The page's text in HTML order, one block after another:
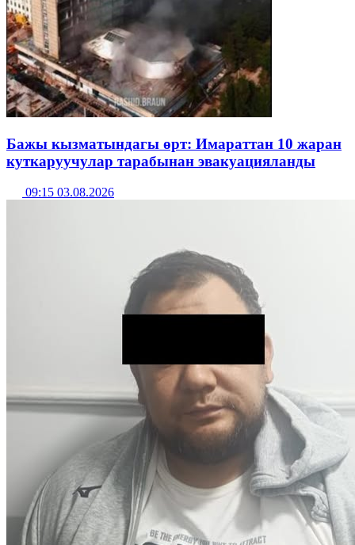
Бажы кызматындагы өрт: Имараттан 10 жаран
куткаруучулар тарабынан эвакуацияланды
09:15 03.08.2026